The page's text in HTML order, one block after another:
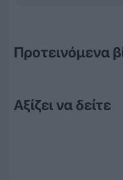
Προτεινόμενα
Αξίζει να δείτε